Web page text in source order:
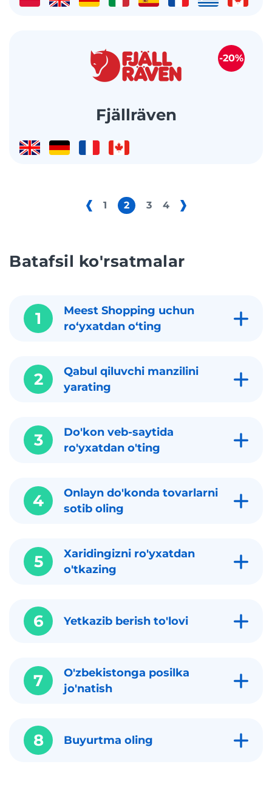
Fjällräven
-20%
1 2 3 4
Batafsil ko'rsatmalar
1
Meest Shopping uchun
roʻyxatdan oʻting
2
Qabul qiluvchi manzilini
yarating
3
Do'kon veb-saytida
ro'yxatdan o'ting
4
Onlayn do'konda tovarlarni
sotib oling
5
Xaridingizni ro'yxatdan
o'tkazing
6 Yetkazib berish to'lovi
7
O'zbekistonga posilka
jo'natish
8 Buyurtma oling